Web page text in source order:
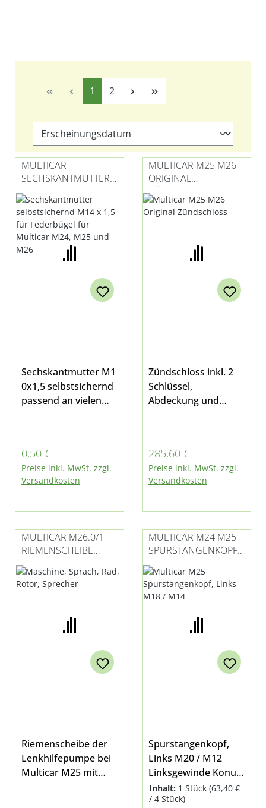
Seite
1 Seite
2
MULTICAR
SECHSKANTMUTTER
M10
SELBSTSICHERND
Sechskantmutter M1
0x1,5 selbstsichernd
passend an vielen
Regulärer Preis:
0,50 €
Preise inkl. MwSt. zzgl.
Versandkosten
MULTICAR M25 M26
ORIGINAL
ZÜNDSCHLOSS
Zündschloss inkl. 2
Schlüssel,
Abdeckung und
passend für Multicar
M25 und M26 - alle
Modelle
Regulärer Preis:
285,60 €
Preise inkl. MwSt. zzgl.
Versandkosten
MULTICAR M26.0/1
RIEMENSCHEIBE
LENKHILFEPUMPE /
SERVOPUMPE
Riemenscheibe der
Lenkhilfepumpe bei
Multicar M25 mit
MULTICAR M24 M25
SPURSTANGENKOPF /
KUGELGELENK LINKS
M20 / M12
Spurstangenkopf,
Links M20 / M12
Linksgewinde Konus
15/16mm für
Multicar M24 und
Inhalt: 1 Stück (63,40 €
/ 4 Stück)